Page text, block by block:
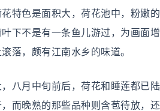
特色是面积大，荷花池中，粉嫩
下不是有一条鱼儿游过，为画面
落，颇有江南水乡的味道。
月中旬前后，荷花和睡莲都已
而晚熟的那些品种则含苞待放，